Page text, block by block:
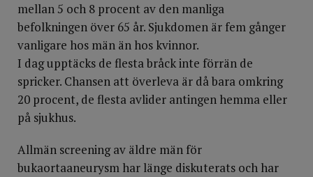
mellan 5 och 8 procent av den manliga
befolkningen över 65 år. Sjukdomen är fem gånger
vanligare hos män än hos kvinnor.
I dag upptäcks de flesta bråck inte förrän de
spricker. Chansen att överleva är då bara omkring
20 procent, de flesta avlider antingen hemma eller
på sjukhus.
Allmän screening av äldre män för
bukaortaaneurysm har länge diskuterats och har